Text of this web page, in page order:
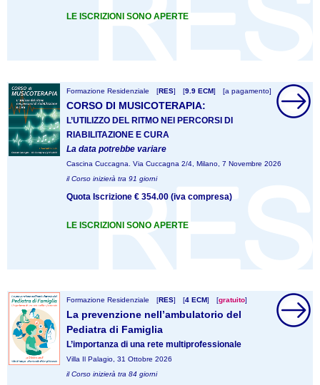
LE ISCRIZIONI SONO APERTE
Formazione Residenziale [RES] [9.9 ECM] [a pagamento]
CORSO DI MUSICOTERAPIA:
L’UTILIZZO DEL RITMO NEI PERCORSI DI
RIABILITAZIONE E CURA
La data potrebbe variare
Cascina Cuccagna. Via Cuccagna 2/4, Milano, 7 Novembre 2026
il Corso inizierà tra 91 giorni
Quota Iscrizione € 354.00 (iva compresa)
LE ISCRIZIONI SONO APERTE
Formazione Residenziale [RES] [4 ECM] [gratuito]
La prevenzione nell’ambulatorio del
Pediatra di Famiglia
L’importanza di una rete multiprofessionale
Villa Il Palagio, 31 Ottobre 2026
il Corso inizierà tra 84 giorni